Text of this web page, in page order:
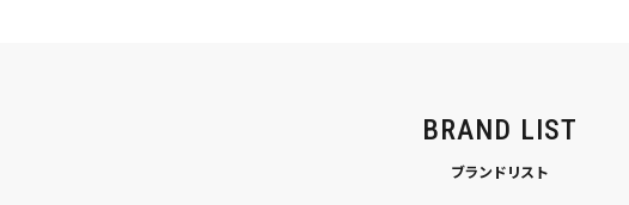
BRAND LIST
ブランドリスト